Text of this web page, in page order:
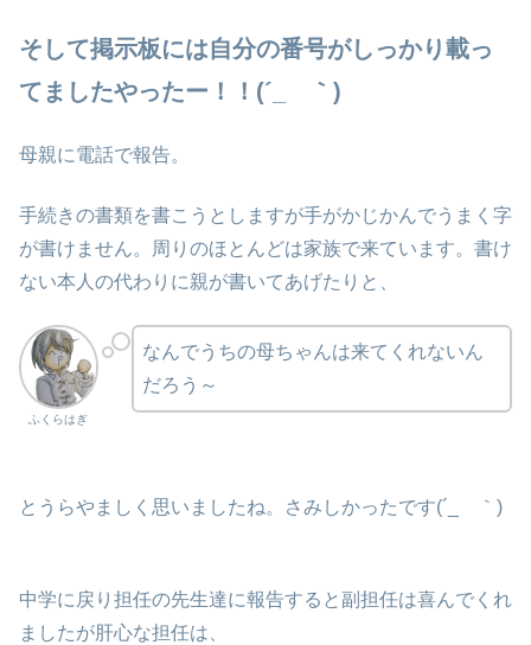
そして掲示板には自分の番号がしっかり載っ
てましたやったー！！(´_ゝ｀)
母親に電話で報告。
手続きの書類を書こうとしますが手がかじかんでうまく字
が書けません。周りのほとんどは家族で来ています。書け
ない本人の代わりに親が書いてあげたりと、
ふくらはぎ
なんでうちの母ちゃんは来てくれないん
だろう～
とうらやましく思いましたね。さみしかったです(´_ゝ｀)
中学に戻り担任の先生達に報告すると副担任は喜んでくれ
ましたが肝心な担任は、